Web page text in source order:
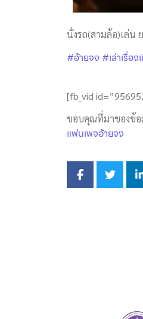
นั่งรถ(สามล้อ)เล่น
#อ้ายจง #เล่าเรื่อ
[fb_vid
ขอบคุณที่มาของข้อ
แฟนเพจอ้ายจง